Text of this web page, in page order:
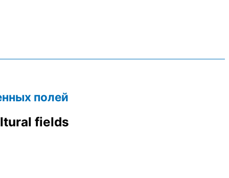
полей
fields